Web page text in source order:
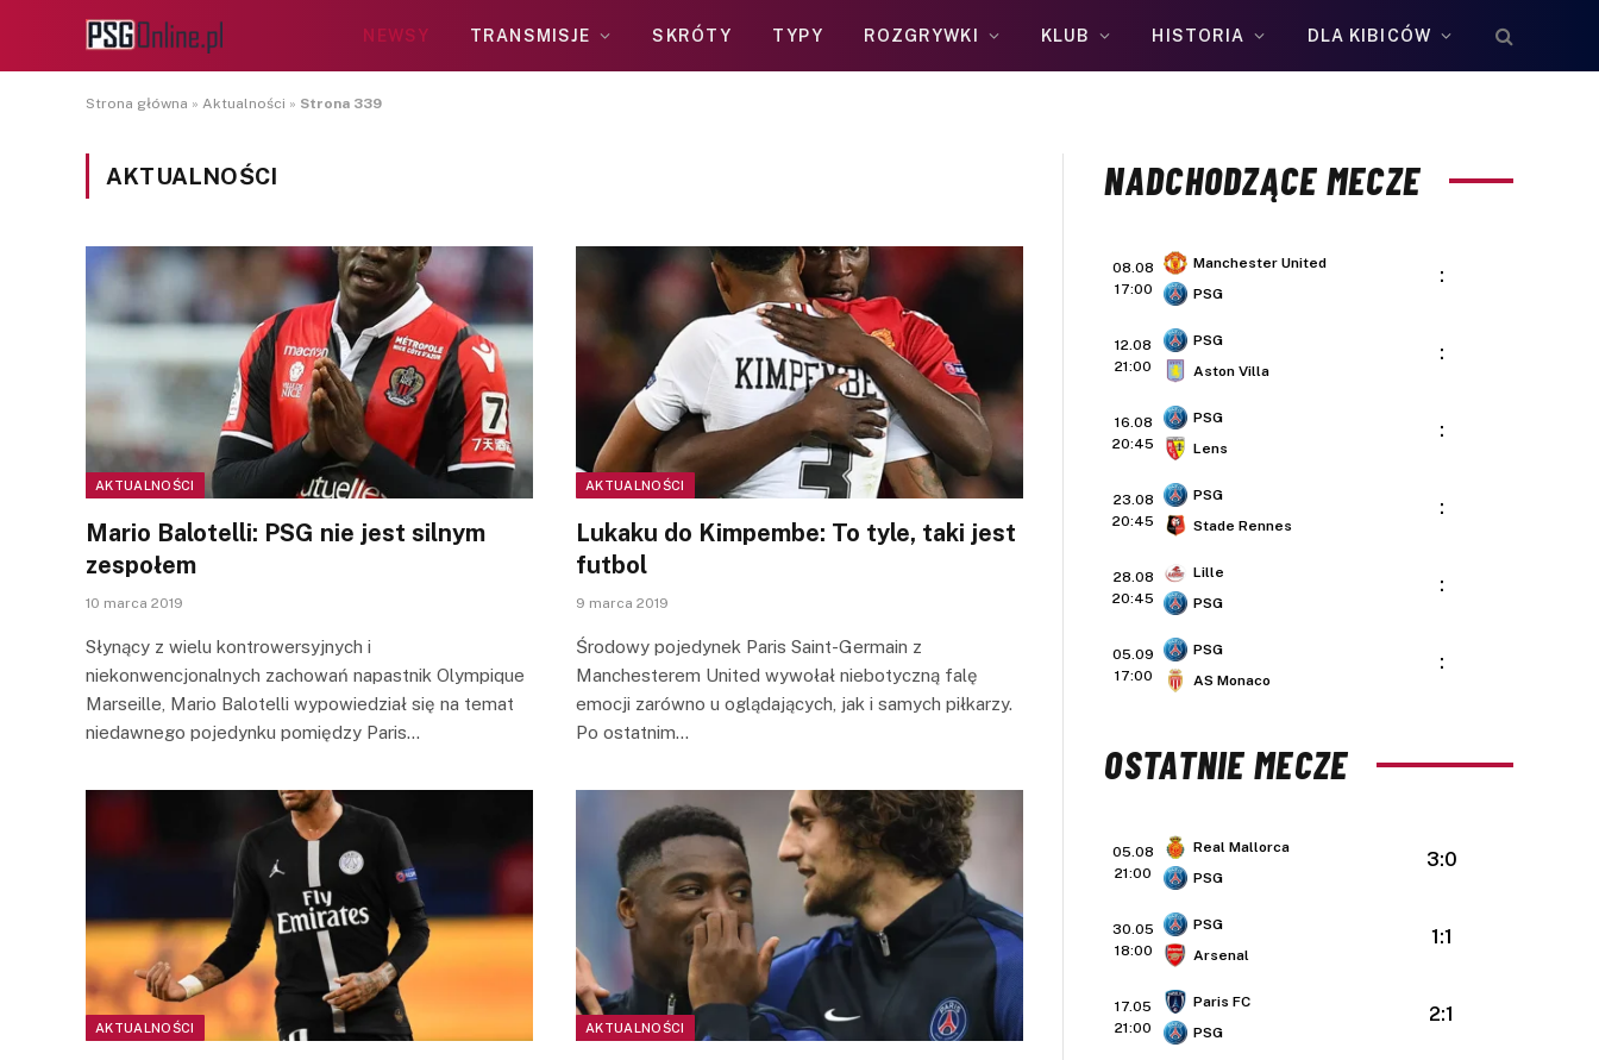
NEWSY TRANSMISJE SKRÓTY TYPY ROZGRYWKI KLUB HISTORIA DLA KIBICÓW
Strona główna » Aktualności » Strona 339
AKTUALNOŚCI
AKTUALNOŚCI
Mario Balotelli: PSG nie jest silnym
zespołem
10 marca 2019
Słynący z wielu kontrowersyjnych i
niekonwencjonalnych zachowań napastnik Olympique
Marseille, Mario Balotelli wypowiedział się na temat
niedawnego pojedynku pomiędzy Paris…
AKTUALNOŚCI
Lukaku do Kimpembe: To tyle, taki jest
futbol
9 marca 2019
Środowy pojedynek Paris Saint-Germain z
Manchesterem United wywołał niebotyczną falę
emocji zarówno u oglądających, jak i samych piłkarzy.
Po ostatnim…
AKTUALNOŚCI AKTUALNOŚCI
NADCHODZĄCE MECZE
08.08
17:00
Manchester United
PSG
:
12.08
21:00
PSG
Aston Villa
:
16.08
20:45
PSG
Lens
:
23.08
20:45
PSG
Stade Rennes
:
28.08
20:45
Lille
PSG
:
05.09
17:00
PSG
AS Monaco
:
OSTATNIE MECZE
05.08
21:00
Real Mallorca
PSG
3:0
30.05
18:00
PSG
Arsenal
1:1
17.05
21:00
Paris FC
PSG
2:1